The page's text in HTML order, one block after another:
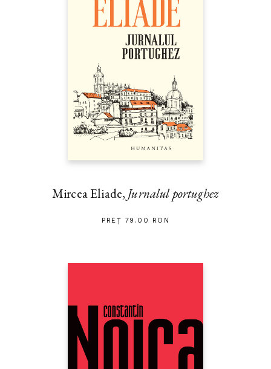
Mircea Eliade, Jurnalul portughez
PREȚ 79.00 RON